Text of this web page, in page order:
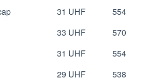
31 UHF
554
33 UHF
570
31 UHF
554
29 UHF
538